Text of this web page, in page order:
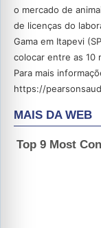
o mercado de
de licenças do
Gama em Itapevi
colocar entre as 10
Para mais
https://